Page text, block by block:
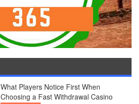
What Players Notice First When
Choosing a Fast Withdrawal Casino